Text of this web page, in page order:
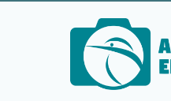
Passa al contenuto principale